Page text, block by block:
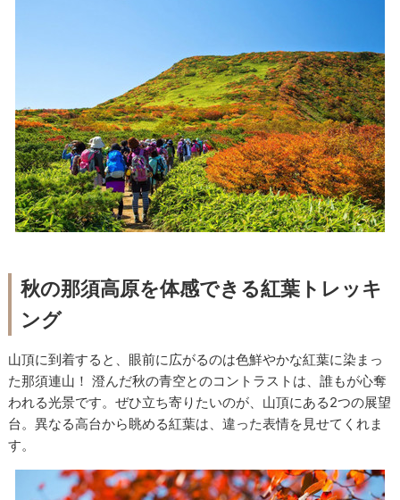
秋の那須高原を体感できる紅葉トレッキ
ング
山頂に到着すると、眼前に広がるのは色鮮やかな紅葉に染まっ
た那須連山！ 澄んだ秋の青空とのコントラストは、誰もが心奪
われる光景です。ぜひ立ち寄りたいのが、山頂にある2つの展望
台。異なる高台から眺める紅葉は、違った表情を見せてくれま
す。